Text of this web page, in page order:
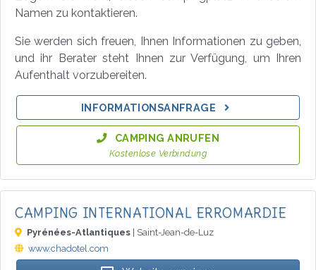
Namen zu kontaktieren.
Sie werden sich freuen, Ihnen Informationen zu geben,
und ihr Berater steht Ihnen zur Verfügung, um Ihren
Aufenthalt vorzubereiten.
INFORMATIONSANFRAGE
CAMPING ANRUFEN
Kostenlose Verbindung
CAMPING INTERNATIONAL ERROMARDIE
Pyrénées-Atlantiques | Saint-Jean-de-Luz
www.chadotel.com